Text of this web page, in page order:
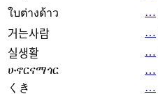
ใบต่างด้าว
…
거는사람
…
실생활
…
ሁኖርናማጎር
…
くき
…